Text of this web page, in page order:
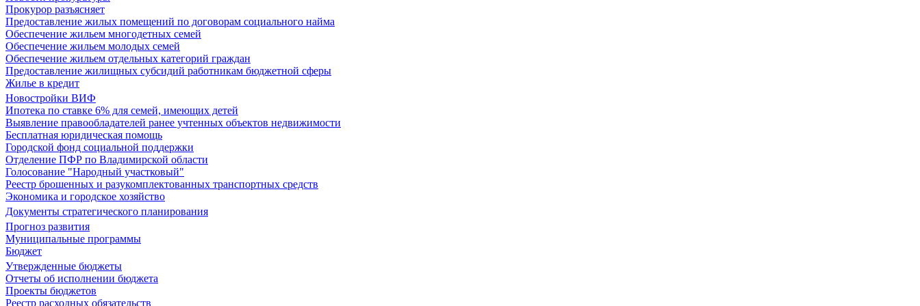
Прокурор разъясняет
Предоставление жилых помещений по договорам социального найма
Обеспечение жильем многодетных семей
Обеспечение жильем молодых семей
Обеспечение жильем отдельных категорий граждан
Предоставление жилищных субсидий работникам бюджетной сферы
Жилье в кредит
Новостройки ВИФ
Ипотека по ставке 6% для семей, имеющих детей
Выявление правообладателей ранее учтенных объектов недвижимости
Бесплатная юридическая помощь
Городской фонд социальной поддержки
Отделение ПФР по Владимирской области
Голосование "Народный участковый"
Реестр брошенных и разукомплектованных транспортных средств
Экономика и городское хозяйство
Документы стратегического планирования
Прогноз развития
Муниципальные программы
Бюджет
Утвержденные бюджеты
Отчеты об исполнении бюджета
Проекты бюджетов
Реестр расходных обязательств